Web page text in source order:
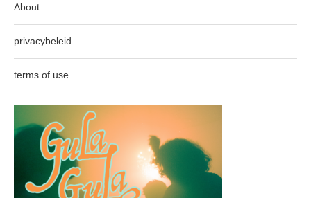
About
privacybeleid
terms of use